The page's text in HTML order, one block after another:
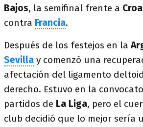
Bajos, la semifinal frente a
contra Francia.
Después de los festejos en la
Sevilla y comenzó una
afectación del ligamento
derecho. Estuvo en la
partidos de La Liga, pero el
club decidió que lo mejor sería